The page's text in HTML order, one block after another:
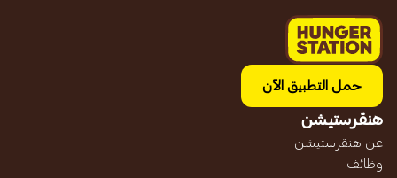
حمل التطبيق الآن
هنقرستيشن
عن هنقرستيشن
وظائف